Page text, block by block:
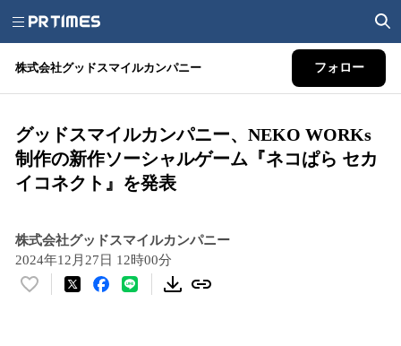
株式会社グッドスマイルカンパニー フォロー
グッドスマイルカンパニー、NEKO WORKs
制作の新作ソーシャルゲーム『ネコぱら セカ
イコネクト』を発表
株式会社グッドスマイルカンパニー
2024年12月27日 12時00分
い